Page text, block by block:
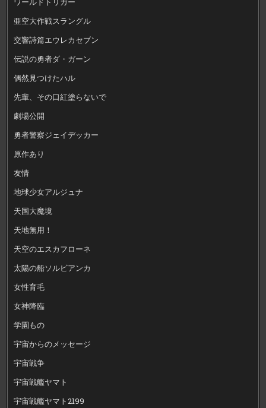
亜空大作戦スラングル
交響詩篇エウレカセブン
伝説の勇者ダ・ガーン
偶然見つけたハル
先輩、その口紅塗らないで
劇場公開
勇者警察ジェイデッカー
原作あり
友情
地球少女アルジュナ
天国大魔境
天地無用！
天空のエスカフローネ
太陽の船ソルビアンカ
女性育毛
女神降臨
学園もの
宇宙からのメッセージ
宇宙戦争
宇宙戦艦ヤマト
宇宙戦艦ヤマト2199